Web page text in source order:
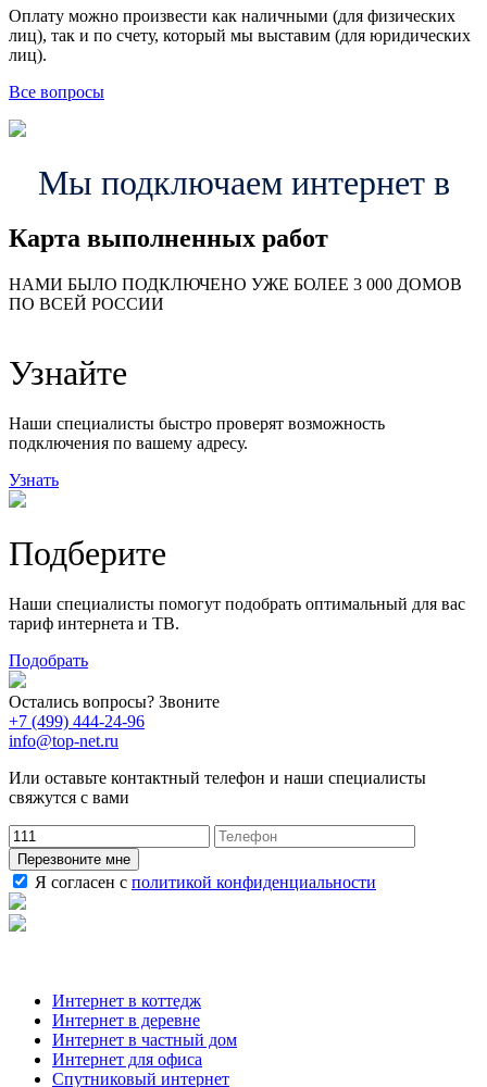
Оплату можно произвести как наличными (для физических
лиц), так и по счету, который мы выставим (для юридических
лиц).
Все вопросы
Мы подключаем интернет в
Карта выполненных работ
НАМИ БЫЛО ПОДКЛЮЧЕНО УЖЕ БОЛЕЕ 3 000 ДОМОВ
ПО ВСЕЙ РОССИИ
57
29
99
48
Узнайте
Наши специалисты быстро проверят возможность
подключения по вашему адресу.
Узнать
Подберите
Наши специалисты помогут подобрать оптимальный для вас
тариф интернета и ТВ.
Подобрать
Остались вопросы? Звоните
+7 (499) 444-24-96
info@top-net.ru
Или оставьте контактный телефон и наши специалисты
свяжутся с вами
Перезвоните мне
Я согласен с политикой конфиденциальности
Интернет в коттедж
Интернет в деревне
Интернет в частный дом
Интернет для офиса
Спутниковый интернет